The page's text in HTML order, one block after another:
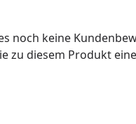
noch keine
zu diesem Produkt